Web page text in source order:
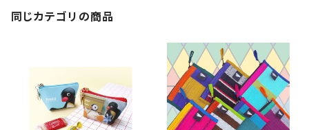
同じカテゴリの商品